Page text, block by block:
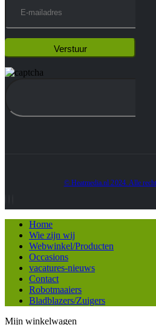
© Heatmedia.nl 2024. Alle
Home
Wie zijn wij
Webwinkel/Producten
Occasions
vacatures-nieuws
Contact
Robotmaaiers
Bladblazers/Zuigers
Mijn winkelwagen